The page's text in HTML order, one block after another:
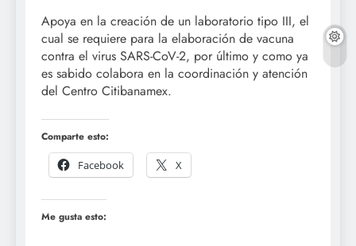
Apoya en la creación de un laboratorio tipo III, el
cual se requiere para la elaboración de vacuna
contra el virus SARS-CoV-2, por último y como ya
es sabido colabora en la coordinación y atención
del Centro Citibanamex.
Comparte esto:
Facebook
X
Me gusta esto: